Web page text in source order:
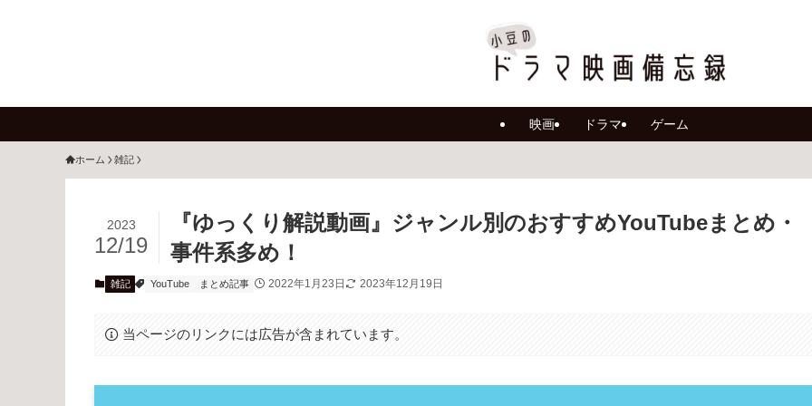
映画 ドラマ ゲーム
ホーム 雑記
『ゆっくり解説動画』ジャンル別のおすすめYouTubeまとめ・
事件系多め！
2023
12/19
雑記 YouTube まとめ記事 2022年1月23日 2023年12月19日
当ページのリンクには広告が含まれています。